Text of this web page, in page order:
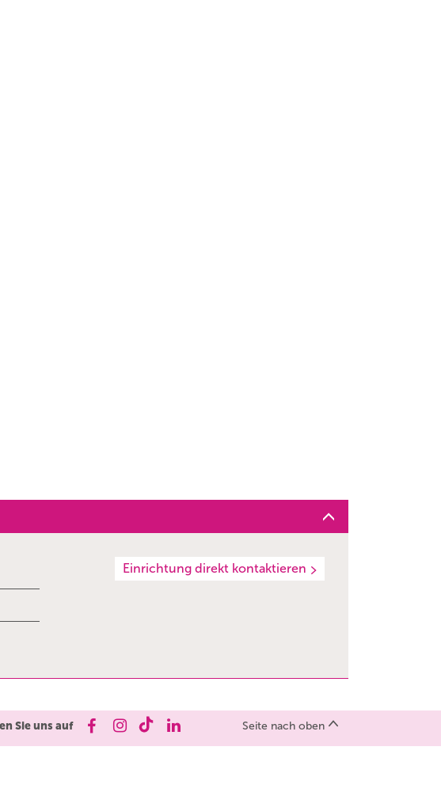
Einrichtung direkt kontaktieren
Sie uns auf Seite nach oben